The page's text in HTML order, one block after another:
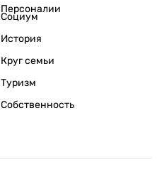
Персоналии
Социум
История
Круг семьи
Туризм
Собственность